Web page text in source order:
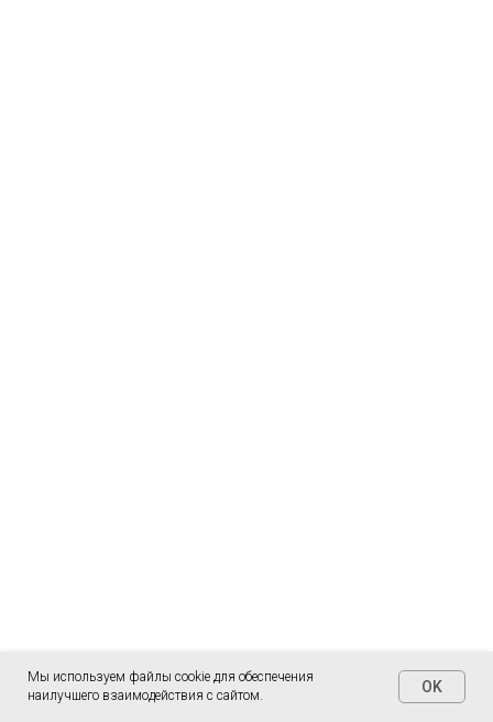
Мы используем файлы cookie для обеспечения
наилучшего взаимодействия с сайтом.
OK